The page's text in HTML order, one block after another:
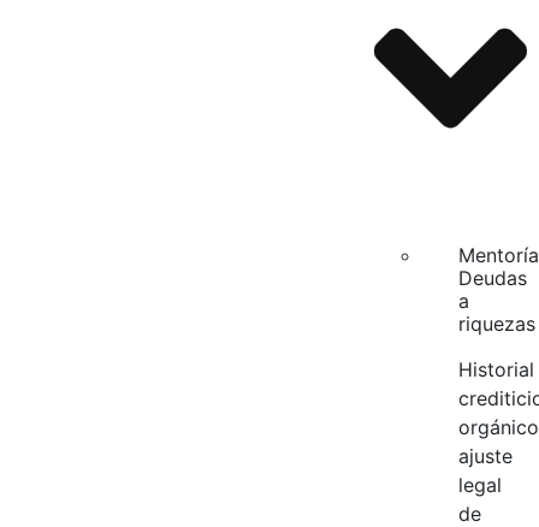
Mentoría
Deudas
a
riquezas
Historial
ajuste
legal
de